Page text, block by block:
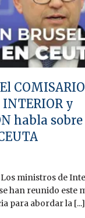
COMISARIO
y
habla
ministros de
han reunido este
para abordar la [...]